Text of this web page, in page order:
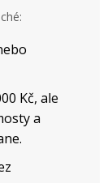
Kč, ale
a